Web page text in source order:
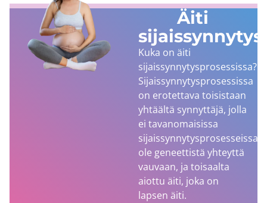
Äiti
Kuka on äiti
sijaissynnytysprosessissa?
Sijaissynnytysprosessissa
on erotettava toisistaan
yhtäältä synnyttäjä, jolla
ei tavanomaisissa
sijaissynnytysprosesseissa
ole geneettistä yhteyttä
vauvaan, ja toisaalta
aiottu äiti, joka on
lapsen äiti.